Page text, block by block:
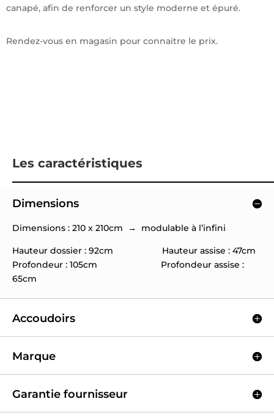
canapé, afin de renforcer un style moderne et épuré.
Rendez-vous en magasin pour connaitre le prix.
Les caractéristiques
Dimensions
Dimensions : 210 x 210cm → modulable à l’infini
Hauteur dossier : 92cm Hauteur assise : 47cm
Profondeur : 105cm Profondeur assise :
65cm
Accoudoirs
Marque
Garantie fournisseur